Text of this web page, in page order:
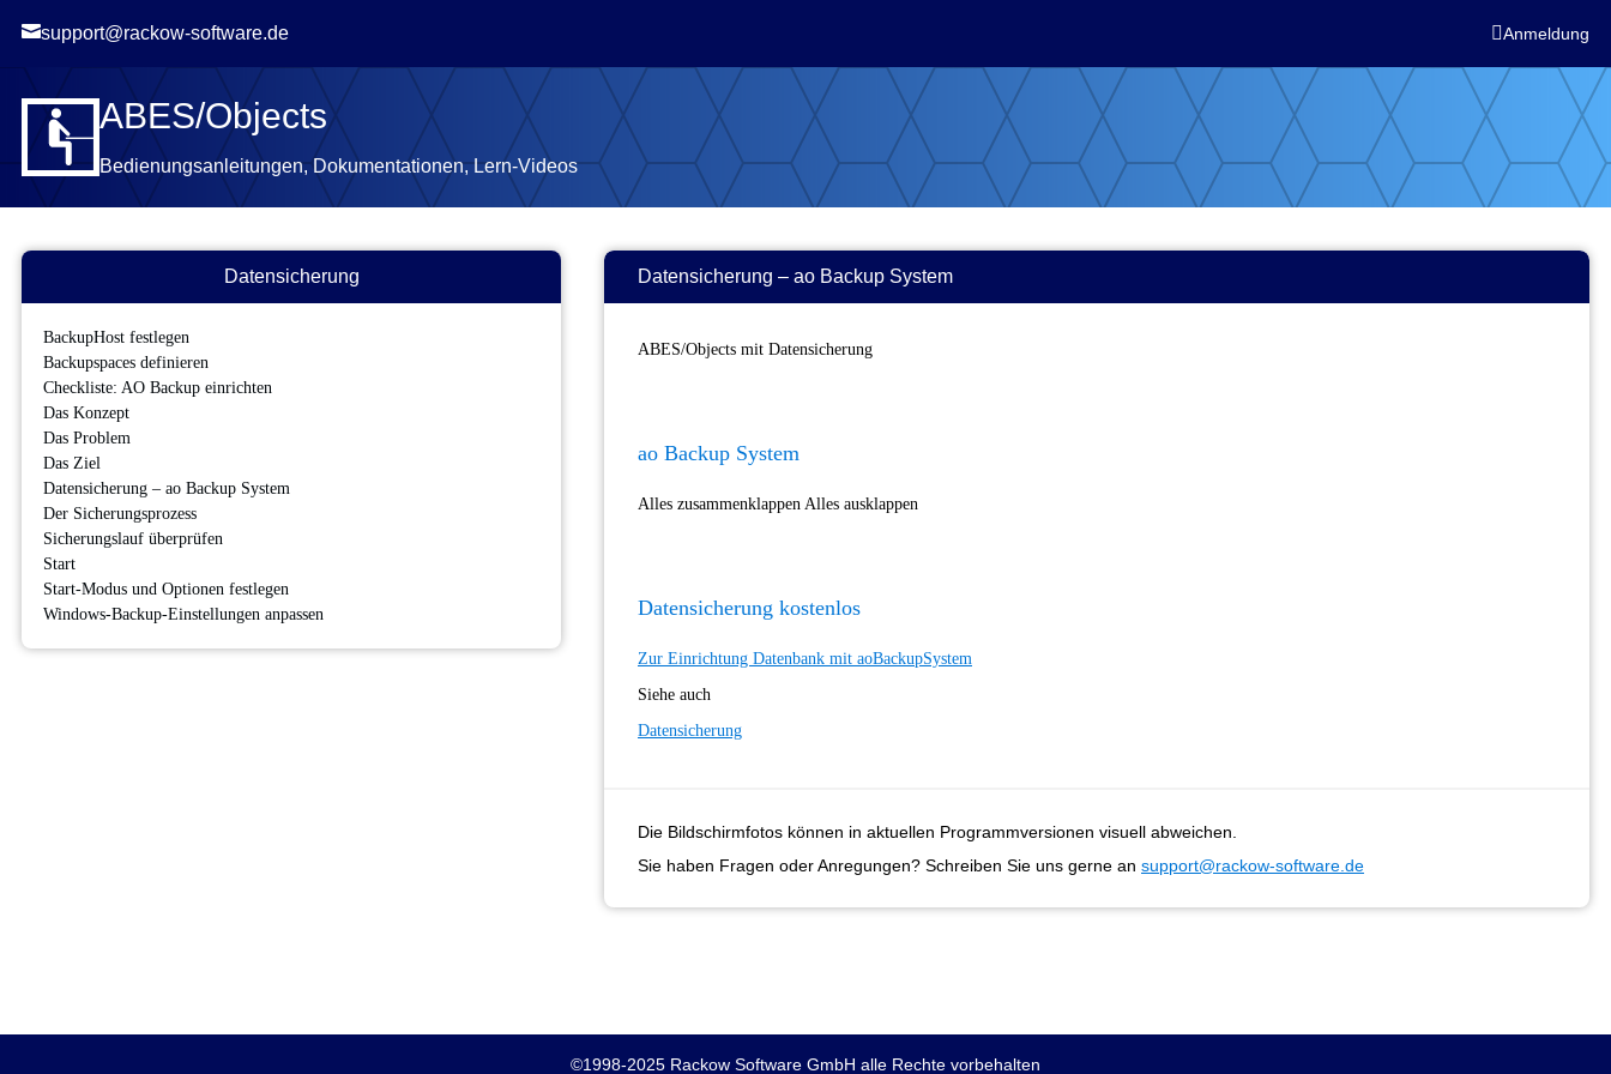
support@rackow-software.de Anmeldung
ABES/Objects
Bedienungsanleitungen, Dokumentationen, Lern-Videos
Datensicherung
BackupHost festlegen
Backupspaces definieren
Checkliste: AO Backup einrichten
Das Konzept
Das Problem
Das Ziel
Datensicherung – ao Backup System
Der Sicherungsprozess
Sicherungslauf überprüfen
Start
Start-Modus und Optionen festlegen
Windows-Backup-Einstellungen anpassen
Datensicherung – ao Backup System
ABES/Objects mit Datensicherung
ao Backup System
Alles zusammenklappen Alles ausklappen
Datensicherung kostenlos
Zur Einrichtung Datenbank mit aoBackupSystem
Siehe auch
Datensicherung
Die Bildschirmfotos können in aktuellen Programmversionen visuell abweichen.
Sie haben Fragen oder Anregungen? Schreiben Sie uns gerne an support@rackow-software.de
©1998-2025 Rackow Software GmbH alle Rechte vorbehalten